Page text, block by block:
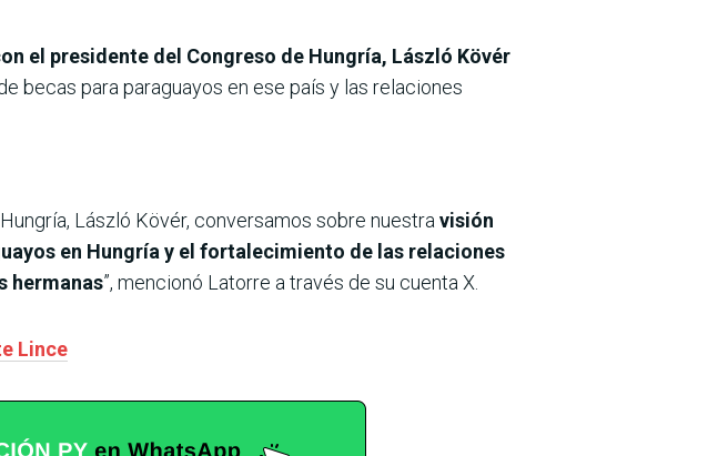
el presidente del Congreso de Hungría, László Kövér
becas para paraguayos en ese país y las relaciones
László Kövér, conversamos sobre nuestra visión
en Hungría y el fortalecimiento de las relaciones
hermanas”, mencionó Latorre a través de su cuenta X.
Lince